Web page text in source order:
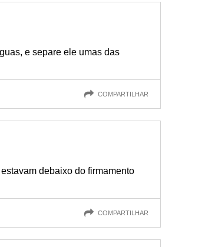
e separe ele umas das
COMPARTILHAR
debaixo do firmamento
COMPARTILHAR